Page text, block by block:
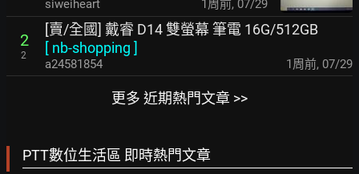
siweiheart 1周前, 07/29
2
2
[賣/全國] 戴睿 D14 雙螢幕 筆電 16G/512GB
[ nb-shopping ]
a24581854 1周前, 07/29
更多 近期熱門文章 >>
PTT數位生活區 即時熱門文章